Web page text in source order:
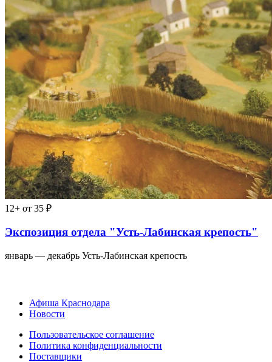
12+ от 35 ₽
Экспозиция отдела "Усть-Лабинская крепость"
январь — декабрь Усть-Лабинская крепость
Афиша Краснодара
Новости
Пользовательское соглашение
Политика конфиденциальности
Поставщики